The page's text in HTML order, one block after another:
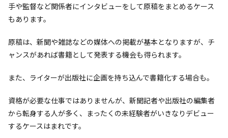
手や監督など関係者にインタビューをして原稿をまとめるケース
もあります。
原稿は、新聞や雑誌などの媒体への掲載が基本となりますが、チ
ャンスがあれば書籍として発表する機会も得られます。
また、ライターが出版社に企画を持ち込んで書籍化する場合も。
資格が必要な仕事ではありませんが、新聞記者や出版社の編集者
から転身する人が多く、まったくの未経験者がいきなりデビュー
するケースはまれです。